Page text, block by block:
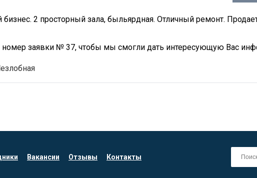
бизнес. 2 просторный зала, быльярдная. Отличный ремонт.
номер заявки № 37, чтобы мы смогли дать интересующую Вас
Вакансии Отзывы Контакты